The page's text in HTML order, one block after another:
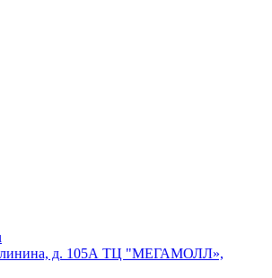
д. 105А ТЦ "МЕГАМОЛЛ»,